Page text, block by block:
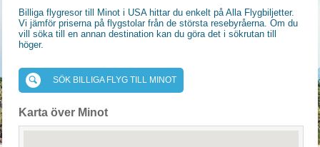
Billiga flygresor till Minot i USA hittar du enkelt på Alla Flygbiljetter.
Vi jämför priserna på flygstolar från de största resebyråerna. Om du
vill söka till en annan destination kan du göra det i sökrutan till
höger.
SÖK BILLIGA FLYG TILL MINOT
Karta över Minot